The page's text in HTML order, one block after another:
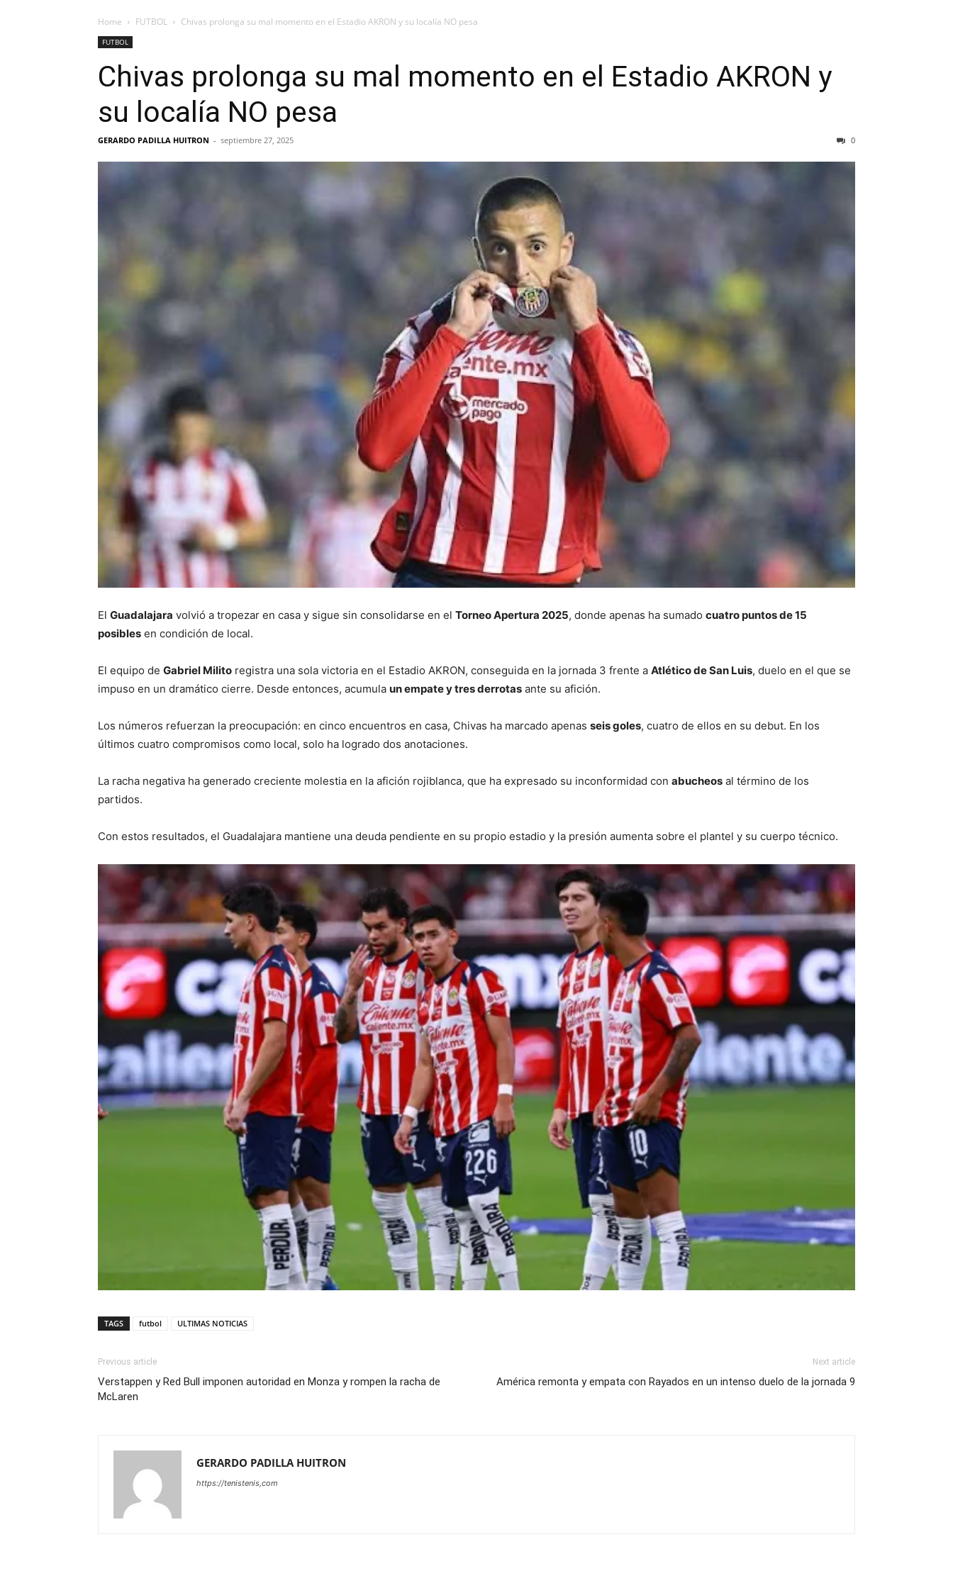
Home FUTBOL Chivas prolonga su mal momento en el Estadio AKRON y su localía NO pesa
FUTBOL
Chivas prolonga su mal momento en el Estadio AKRON y
su localía NO pesa
GERARDO PADILLA HUITRON - septiembre 27, 2025 0
El Guadalajara volvió a tropezar en casa y sigue sin consolidarse en el Torneo Apertura 2025, donde apenas ha sumado cuatro puntos de 15
posibles en condición de local.
El equipo de Gabriel Milito registra una sola victoria en el Estadio AKRON, conseguida en la jornada 3 frente a Atlético de San Luis, duelo en el que se
impuso en un dramático cierre. Desde entonces, acumula un empate y tres derrotas ante su afición.
Los números refuerzan la preocupación: en cinco encuentros en casa, Chivas ha marcado apenas seis goles, cuatro de ellos en su debut. En los
últimos cuatro compromisos como local, solo ha logrado dos anotaciones.
La racha negativa ha generado creciente molestia en la afición rojiblanca, que ha expresado su inconformidad con abucheos al término de los
partidos.
Con estos resultados, el Guadalajara mantiene una deuda pendiente en su propio estadio y la presión aumenta sobre el plantel y su cuerpo técnico.
TAGS futbol ULTIMAS NOTICIAS
Previous article
Verstappen y Red Bull imponen autoridad en Monza y rompen la racha de
McLaren
Next article
América remonta y empata con Rayados en un intenso duelo de la jornada 9
GERARDO PADILLA HUITRON
https://tenistenis,com